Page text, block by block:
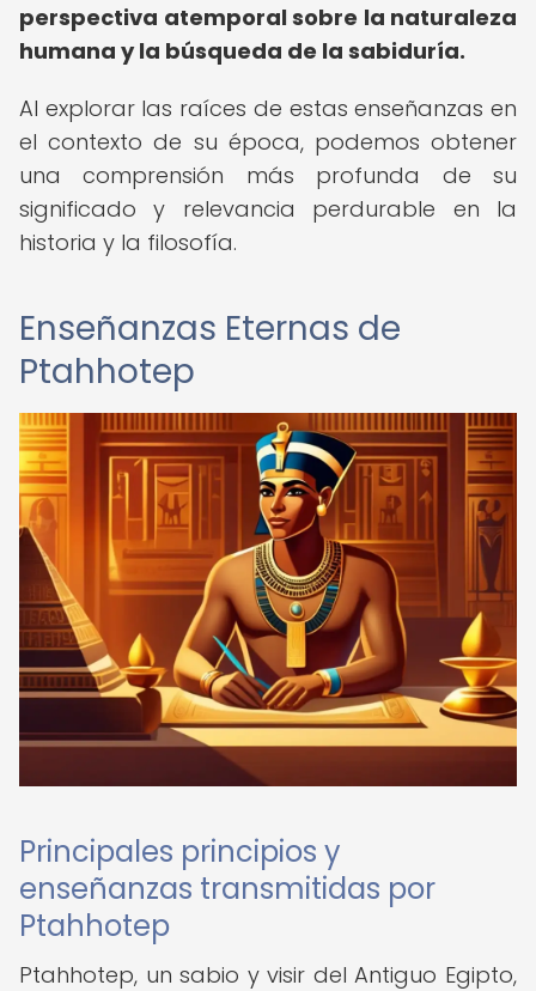
perspectiva atemporal sobre la naturaleza
humana y la búsqueda de la sabiduría.
Al explorar las raíces de estas enseñanzas en
el contexto de su época, podemos obtener
una comprensión más profunda de su
significado y relevancia perdurable en la
historia y la filosofía.
Enseñanzas Eternas de
Ptahhotep
Principales principios y
enseñanzas transmitidas por
Ptahhotep
Ptahhotep, un sabio y visir del Antiguo Egipto,